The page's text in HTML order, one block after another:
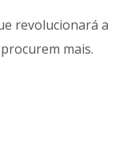
revolucionará a
mais.